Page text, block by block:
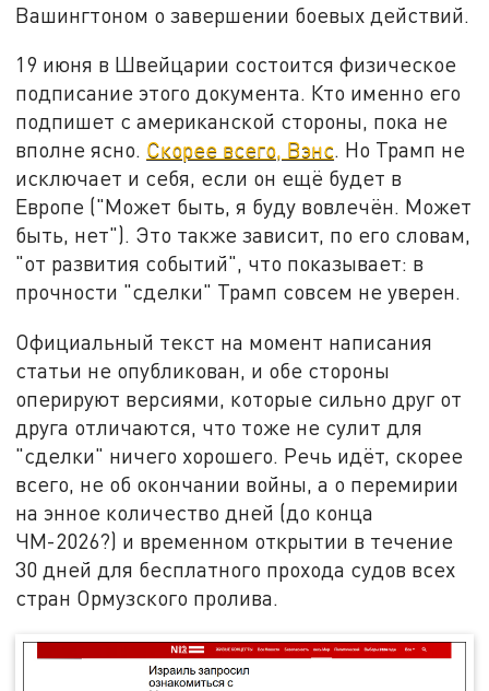
Вашингтоном о завершении боевых действий.
19 июня в Швейцарии состоится физическое
подписание этого документа. Кто именно его
подпишет с американской стороны, пока не
вполне ясно. Скорее всего, Вэнс. Но Трамп не
исключает и себя, если он ещё будет в
Европе ("Может быть, я буду вовлечён. Может
быть, нет"). Это также зависит, по его словам,
"от развития событий", что показывает: в
прочности "сделки" Трамп совсем не уверен.
Официальный текст на момент написания
статьи не опубликован, и обе стороны
оперируют версиями, которые сильно друг от
друга отличаются, что тоже не сулит для
"сделки" ничего хорошего. Речь идёт, скорее
всего, не об окончании войны, а о перемирии
на энное количество дней (до конца
ЧМ-2026?) и временном открытии в течение
30 дней для бесплатного прохода судов всех
стран Ормузского пролива.